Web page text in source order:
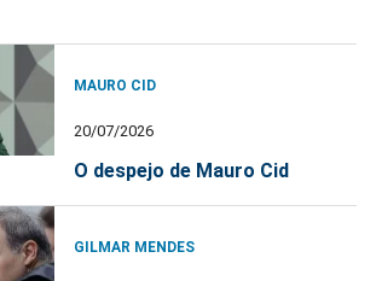
MAURO CID
20/07/2026
O despejo de Mauro Cid
GILMAR MENDES